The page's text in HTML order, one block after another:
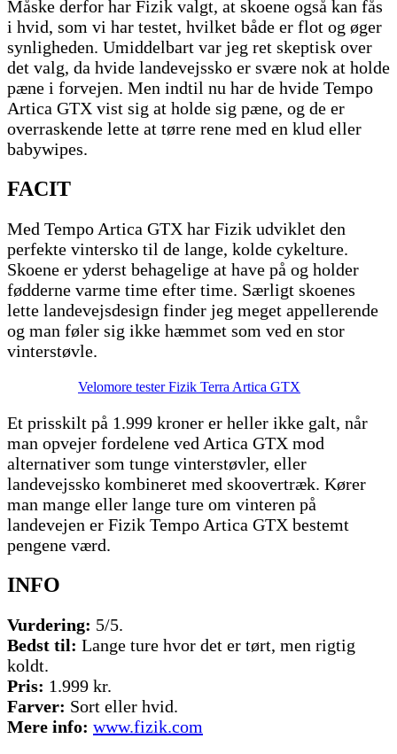
Måske derfor har Fizik valgt, at skoene også kan fås
i hvid, som vi har testet, hvilket både er flot og øger
synligheden. Umiddelbart var jeg ret skeptisk over
det valg, da hvide landevejssko er svære nok at holde
pæne i forvejen. Men indtil nu har de hvide Tempo
Artica GTX vist sig at holde sig pæne, og de er
overraskende lette at tørre rene med en klud eller
babywipes.
FACIT
Med Tempo Artica GTX har Fizik udviklet den
perfekte vintersko til de lange, kolde cykelture.
Skoene er yderst behagelige at have på og holder
fødderne varme time efter time. Særligt skoenes
lette landevejsdesign finder jeg meget appellerende
og man føler sig ikke hæmmet som ved en stor
vinterstøvle.
Velomore tester Fizik Terra Artica GTX
Et prisskilt på 1.999 kroner er heller ikke galt, når
man opvejer fordelene ved Artica GTX mod
alternativer som tunge vinterstøvler, eller
landevejssko kombineret med skoovertræk. Kører
man mange eller lange ture om vinteren på
landevejen er Fizik Tempo Artica GTX bestemt
pengene værd.
INFO
Vurdering: 5/5.
Bedst til: Lange ture hvor det er tørt, men rigtig
koldt.
Pris: 1.999 kr.
Farver: Sort eller hvid.
Mere info: www.fizik.com